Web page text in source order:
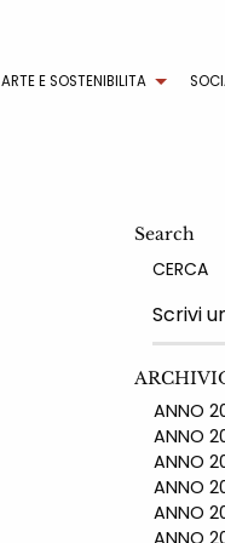
ARTE E SOSTENIBILITA
Search
CERCA
ANNO
ANNO
ANNO
ANNO
ANNO